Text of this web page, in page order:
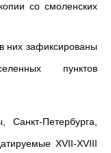
со смоленских
них зафиксированы
пунктов
Петербурга,
XVII-XVIII